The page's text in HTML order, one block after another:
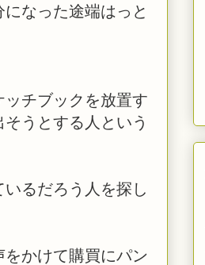
なった途端はっと
チブックを放置す
うとする人という
るだろう人を探し
かけて購買にパン